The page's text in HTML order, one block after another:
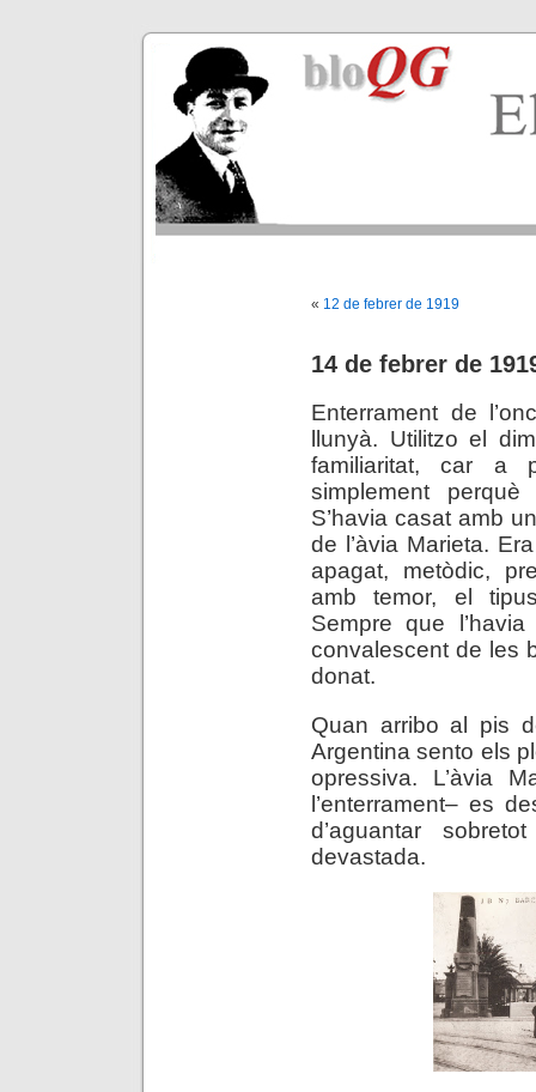
« 12 de febrer de 1919
14 de febrer de
Enterrament de
llunyà. Utilitzo el
familiaritat, car a
simplement
S’havia casat amb
de l’àvia Marieta.
apagat, metòdic,
amb temor, el
Sempre que l’havia
convalescent de les
donat.
Quan arribo al pis
Argentina sento els
opressiva. L’àvia
l’enterrament– es
d’aguantar
devastada.